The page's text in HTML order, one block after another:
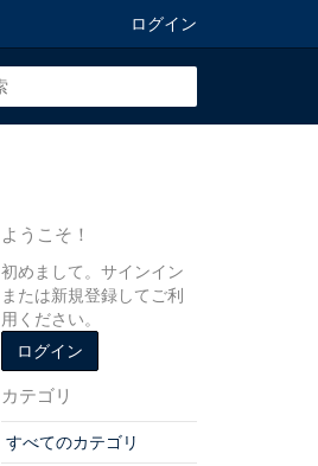
ログイン
ようこそ！
初めまして。サインイン
または新規登録してご利
用ください。
ログイン
カテゴリ
すべてのカテゴリ